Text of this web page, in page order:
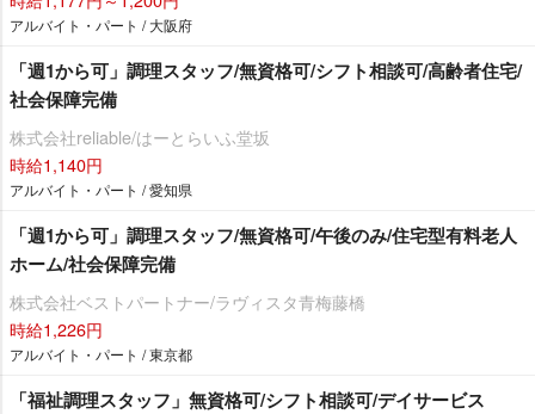
アルバイト・パート / 大阪府
「週1から可」調理スタッフ/無資格可/シフト相談可/高齢者住宅/
社会保障完備
株式会社reliable/はーとらいふ堂坂
時給1,140円
アルバイト・パート / 愛知県
「週1から可」調理スタッフ/無資格可/午後のみ/住宅型有料老人
ホーム/社会保障完備
株式会社ベストパートナー/ラヴィスタ青梅藤橋
時給1,226円
アルバイト・パート / 東京都
「福祉調理スタッフ」無資格可/シフト相談可/デイサービス